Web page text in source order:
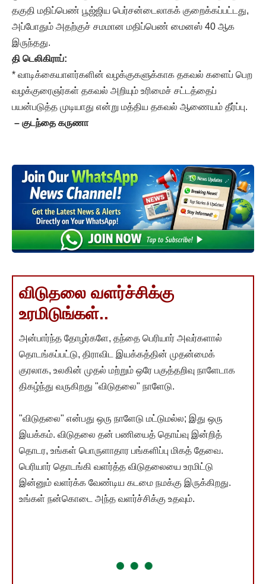
தகுதி மதிப்பெண் பூஜ்ஜிய பெர்சன்டைலாகக் குறைக்கப்பட்டது,
அப்போதும் அதற்குச் சமமான மதிப்பெண் மைனஸ் 40 ஆக
இருந்தது.
தி டெலிகிராப்:
* வாடிக்கையாளர்களின் வழக்குகளுக்காக தகவல் களைப் பெற
வழக்குரைஞர்கள் தகவல் அறியும் உரிமைச் சட்டத்தைப்
பயன்படுத்த முடியாது என்று மத்திய தகவல் ஆணையம் தீர்ப்பு.
– குடந்தை கருணா
விடுதலை வளர்ச்சிக்கு
உரமிடுங்கள்..
அன்பார்ந்த தோழர்களே, தந்தை பெரியார் அவர்களால்
தொடங்கப்பட்டு, திராவிட இயக்கத்தின் முதன்மைக்
குரலாக, உலகின் முதல் மற்றும் ஒரே பகுத்தறிவு நாளேடாக
திகழ்ந்து வருகிறது "விடுதலை" நாளேடு.
"விடுதலை" என்பது ஒரு நாளேடு மட்டுமல்ல; இது ஒரு
இயக்கம். விடுதலை தன் பணியைத் தொய்வு இன்றித்
தொடர, உங்கள் பொருளாதார பங்களிப்பு மிகத் தேவை.
பெரியார் தொடங்கி வளர்த்த விடுதலையை உரமிட்டு
இன்னும் வளர்க்க வேண்டிய கடமை நமக்கு இருக்கிறது.
உங்கள் நன்கொடை அந்த வளர்ச்சிக்கு உதவும்.